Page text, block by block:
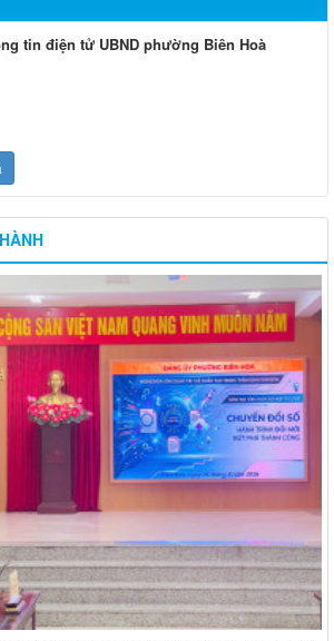
tin điện tử UBND phường Biên Hoà